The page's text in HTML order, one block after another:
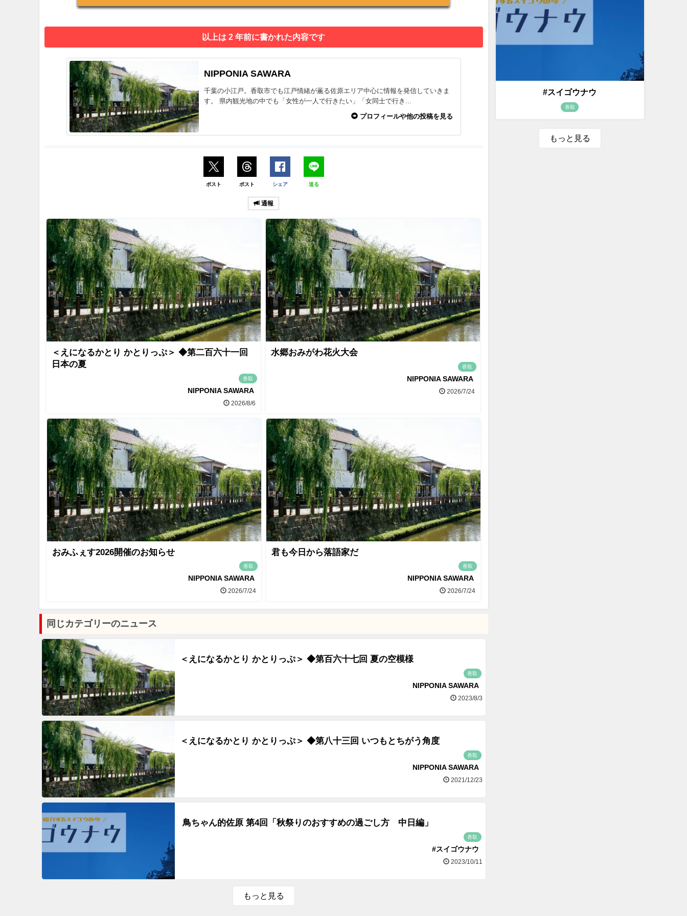
以上は 2 年前に書かれた内容です
NIPPONIA SAWARA
千葉の小江戸。香取市でも江戸情緒が薫る佐原エリア中心に情報を発信していきま
す。 県内観光地の中でも「女性が一人で行きたい」「女同士で行き...
プロフィールや他の投稿を見る
ポスト ポスト シェア 送る
通報
＜えになるかとり かとりっぷ＞ ◆第二百六十一回
日本の夏
香取
NIPPONIA SAWARA
2026/8/6
水郷おみがわ花火大会
香取
NIPPONIA SAWARA
2026/7/24
おみふぇす2026開催のお知らせ
香取
NIPPONIA SAWARA
2026/7/24
君も今日から落語家だ
香取
NIPPONIA SAWARA
2026/7/24
同じカテゴリーのニュース
＜えになるかとり かとりっぷ＞ ◆第百六十七回 夏の空模様
香取
NIPPONIA SAWARA
2023/8/3
＜えになるかとり かとりっぷ＞ ◆第八十三回 いつもとちがう角度
香取
NIPPONIA SAWARA
2021/12/23
鳥ちゃん的佐原 第4回「秋祭りのおすすめの過ごし方 中日編」
香取
#スイゴウナウ
2023/10/11
もっと見る
#スイゴウナウ
香取
もっと見る